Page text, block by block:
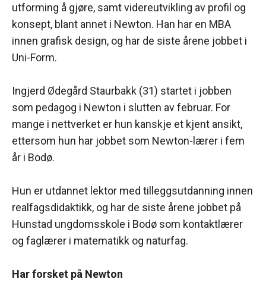
utforming å gjøre, samt videreutvikling av profil og
konsept, blant annet i Newton. Han har en MBA
innen grafisk design, og har de siste årene jobbet i
Uni-Form.
Ingjerd Ødegård Staurbakk (31) startet i jobben
som pedagog i Newton i slutten av februar. For
mange i nettverket er hun kanskje et kjent ansikt,
ettersom hun har jobbet som Newton-lærer i fem
år i Bodø.
Hun er utdannet lektor med tilleggsutdanning innen
realfagsdidaktikk, og har de siste årene jobbet på
Hunstad ungdomsskole i Bodø som kontaktlærer
og faglærer i matematikk og naturfag.
Har forsket på Newton